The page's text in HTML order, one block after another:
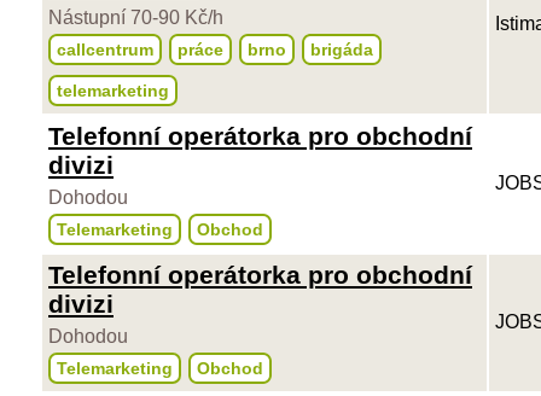
Nástupní 70-90 Kč/h
callcentrum práce brno brigáda
telemarketing
Telefonní operátorka pro obchodní
divizi
Dohodou
Telemarketing Obchod
Telefonní operátorka pro obchodní
divizi
Dohodou
Telemarketing Obchod